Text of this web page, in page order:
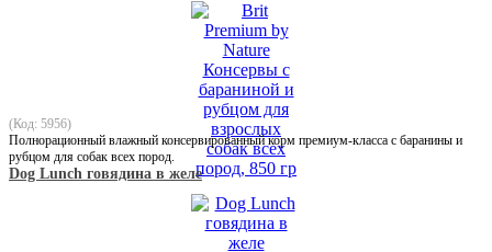
(Код: 5956)
Полнорационный влажный консервированный корм премиум-класса с баранины и
рубцом для собак всех пород.
Dog Lunch говядина в желе